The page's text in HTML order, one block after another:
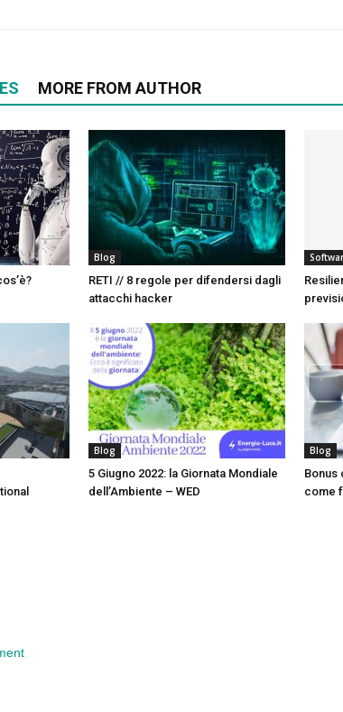
MORE FROM AUTHOR
Blog
RETI // 8 regole per difendersi dagli
attacchi hacker
Blog
5 Giugno 2022: la Giornata Mondiale
dell’Ambiente – WED
Blog
Bonus
come